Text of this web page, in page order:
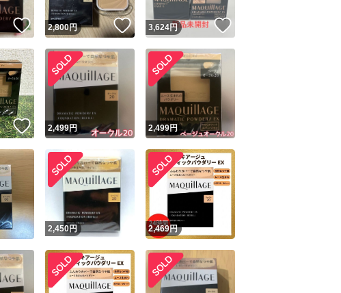
いいね！
2,800円 いいね！
3,624円
いいね！
2,499円 2,499円
2,450円 2,469円